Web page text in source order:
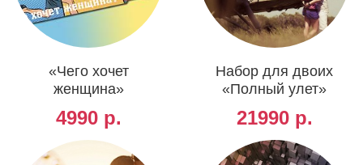
«Чего хочет
женщина»
4990 р.
Набор для двоих
«Полный улет»
21990 р.